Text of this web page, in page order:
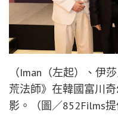
（Iman（左起）、伊
荒法師》在韓國富川
影。（圖／852Films提